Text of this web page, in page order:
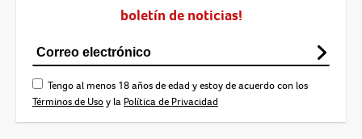
boletín de noticias!
Tengo al menos 18 años de edad y estoy de acuerdo con los
Términos de Usoy la Política de Privacidad